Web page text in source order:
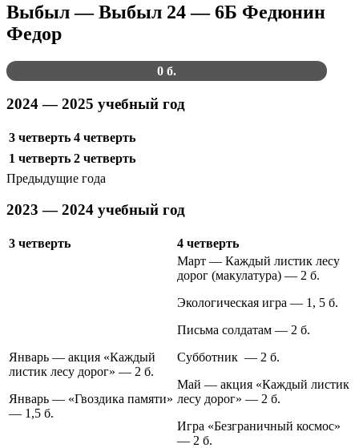
Выбыл — Выбыл 24 — 6Б Федюнин
Федор
0 б.
2024 — 2025 учебный год
3 четверть 4 четверть
1 четверть 2 четверть
Предыдущие года
2023 — 2024 учебный год
3 четверть 4 четверть
Январь — акция «Каждый
листик лесу дорог» — 2 б.
Январь — «Гвоздика памяти»
— 1,5 б.
Март — Каждый листик лесу
дорог (макулатура) — 2 б.
Экологическая игра — 1, 5 б.
Письма солдатам — 2 б.
Субботник — 2 б.
Май — акция «Каждый листик
лесу дорог» — 2 б.
Игра «Безграничный космос»
— 2 б.